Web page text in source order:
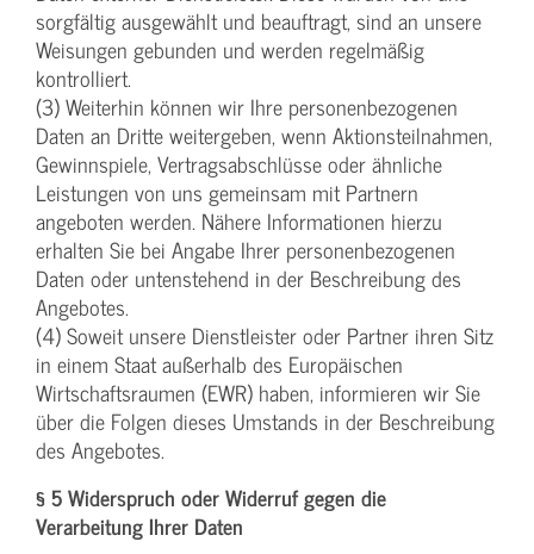
sorgfältig ausgewählt und beauftragt, sind an unsere
Weisungen gebunden und werden regelmäßig
kontrolliert.
(3) Weiterhin können wir Ihre personenbezogenen
Daten an Dritte weitergeben, wenn Aktionsteilnahmen,
Gewinnspiele, Vertragsabschlüsse oder ähnliche
Leistungen von uns gemeinsam mit Partnern
angeboten werden. Nähere Informationen hierzu
erhalten Sie bei Angabe Ihrer personenbezogenen
Daten oder untenstehend in der Beschreibung des
Angebotes.
(4) Soweit unsere Dienstleister oder Partner ihren Sitz
in einem Staat außerhalb des Europäischen
Wirtschaftsraumen (EWR) haben, informieren wir Sie
über die Folgen dieses Umstands in der Beschreibung
des Angebotes.
§ 5 Widerspruch oder Widerruf gegen die
Verarbeitung Ihrer Daten